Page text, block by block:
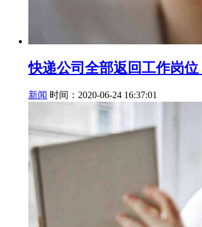
快递公司全部返回工作岗
新闻 时间：2020-06-24 16:37:01